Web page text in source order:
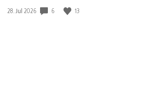
Veröffentlichungsdatum:
28. Jul 2026 6 13